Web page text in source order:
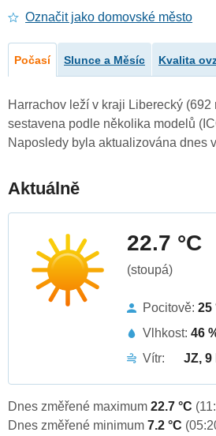
Označit jako domovské město
Počasí Slunce a Měsíc Kvalita
Harrachov leží v kraji Liberecký (692
sestavena podle několika modelů
Naposledy byla aktualizována dnes
Aktuálně
22.7 °C
(stoupá)
Pocitově: 25
Vlhkost: 46
Vítr:
JZ, 9
Dnes změřené maximum 22.7 °C
Dnes změřené minimum 7.2 °C